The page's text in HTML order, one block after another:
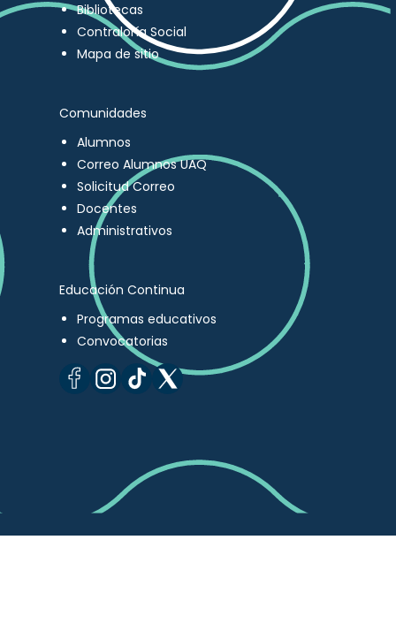
Bibliotecas
Contraloría Social
Mapa de sitio
Comunidades
Alumnos
Correo Alumnos UAQ
Solicitud Correo
Docentes
Administrativos
Educación Continua
Programas educativos
Convocatorias